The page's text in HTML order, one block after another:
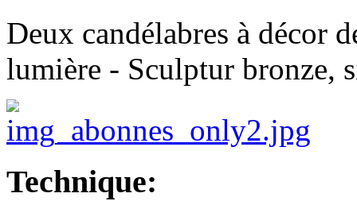
Deux candélabres à décor
lumière - Sculptur bronze,
Technique: